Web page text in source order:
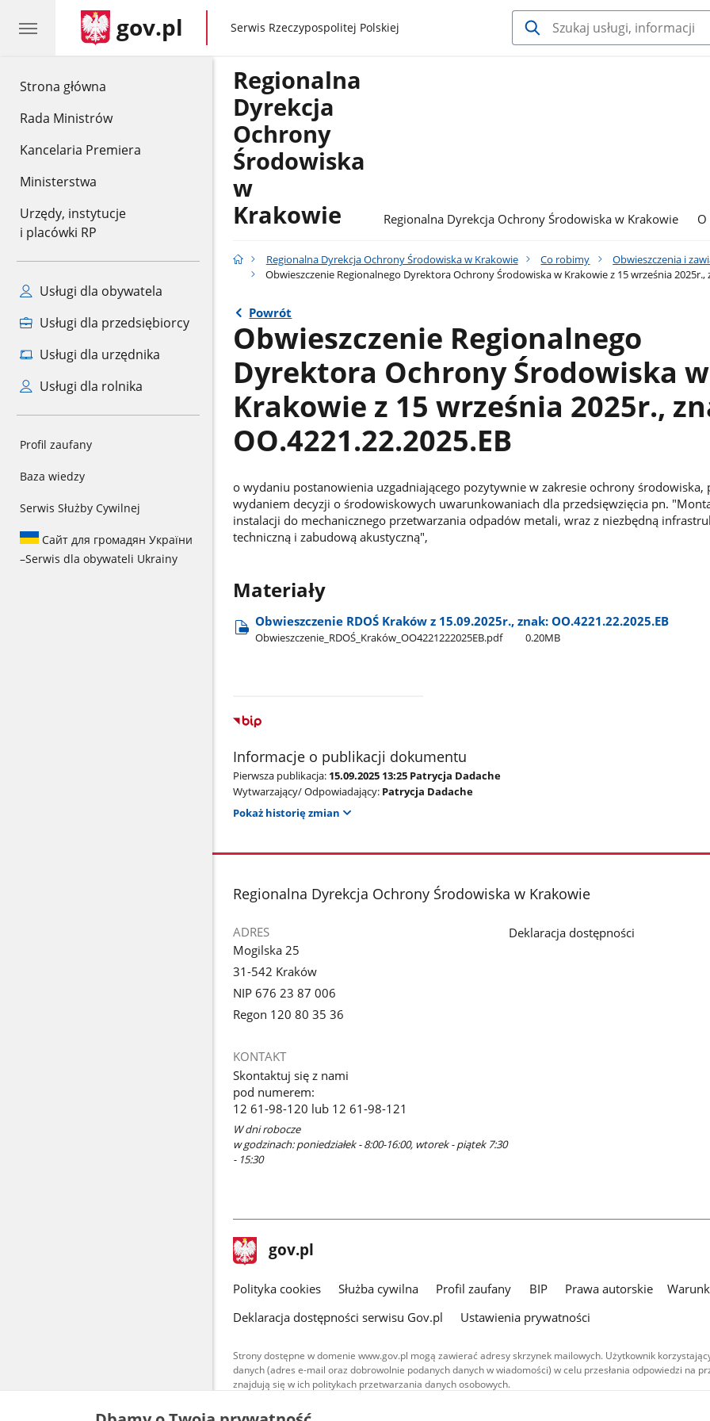
Strona główna
Rada Ministrów
Kancelaria Premiera
Ministerstwa
Urzędy, instytucje
i placówki RP
Usługi dla obywatela
Usługi dla przedsiębiorcy
Usługi dla urzędnika
Usługi dla rolnika
Profil zaufany
Baza wiedzy
Serwis Służby Cywilnej
Сайт для громадян України
–Serwis dla obywateli Ukrainy
gov.pl gov.pl
Serwis Rzeczypospolitej Polskiej
Regionalna
Dyrekcja
Ochrony
Środowiska
w
Krakowie
Regionalna Dyrekcja Ochrony Środowiska w Krakowie O
Regionalna Dyrekcja Ochrony Środowiska w Krakowie Co robimy Obwieszczenia i
Obwieszczenie Regionalnego Dyrektora Ochrony Środowiska w Krakowie z 15 września 2025r.,
Powrót
Obwieszczenie Regionalnego
Dyrektora Ochrony Środowiska w
Krakowie z 15 września 2025r.,
OO.4221.22.2025.EB
o wydaniu postanowienia uzgadniającego pozytywnie w zakresie ochrony środowiska,
wydaniem decyzji o środowiskowych uwarunkowaniach dla przedsięwzięcia pn.
instalacji do mechanicznego przetwarzania odpadów metali, wraz z niezbędną
techniczną i zabudową akustyczną",
Materiały
Obwieszczenie RDOŚ Kraków z 15.09.2025r., znak: OO.4221.22.2025.EB
Obwieszczenie​_RDOŚ​_Kraków​_OO4221222025EB.pdf 0.20MB
Informacje o publikacji dokumentu
Pierwsza publikacja: 15.09.2025 13:25 Patrycja Dadache
Wytwarzający/ Odpowiadający: Patrycja Dadache
Pokaż historię zmian
stopka
Regionalna Dyrekcja Ochrony Środowiska w Krakowie
ADRES
Mogilska 25
31-542 Kraków
NIP 676 23 87 006
Regon 120 80 35 36
KONTAKT
Skontaktuj się z nami
pod numerem:
12 61-98-120 lub 12 61-98-121
W dni robocze
w godzinach: poniedziałek - 8:00-16:00, wtorek - piątek 7:30
- 15:30
Deklaracja dostępności
stopka
gov.pl Strona
gov.pl
gov.pl
Polityka cookies Służba cywilna Profil zaufany BIP Prawa autorskie
Deklaracja dostępności serwisu Gov.pl
Ustawienia prywatności
Strony dostępne w domenie www.gov.pl mogą zawierać adresy skrzynek mailowych. Użytkownik
danych (adres e-mail oraz dobrowolnie podanych danych w wiadomości) w celu przesłania odpowiedzi na
znajdują się w ich politykach przetwarzania danych osobowych.
Treści tekstowe publikowane w serwisie (z wyłączeniem treści audiowizualnych), są